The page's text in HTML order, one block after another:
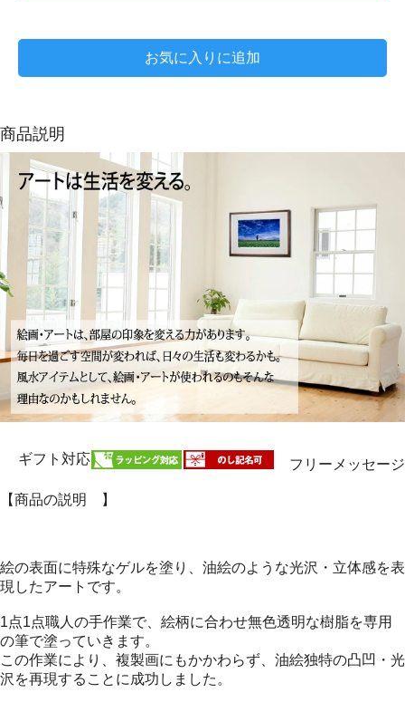
お気に入りに追加
商品説明
ギフト対応 フリーメッセージ
【商品の説明 】
絵の表面に特殊なゲルを塗り、油絵のような光沢・立体感を表
現したアートです。
1点1点職人の手作業で、絵柄に合わせ無色透明な樹脂を専用
の筆で塗っていきます。
この作業により、複製画にもかかわらず、油絵独特の凸凹・光
沢を再現することに成功しました。